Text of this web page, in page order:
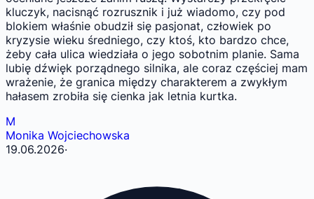
kluczyk, nacisnąć rozrusznik i już wiadomo, czy pod
blokiem właśnie obudził się pasjonat, człowiek po
kryzysie wieku średniego, czy ktoś, kto bardzo chce,
żeby cała ulica wiedziała o jego sobotnim planie. Sama
lubię dźwięk porządnego silnika, ale coraz częściej mam
wrażenie, że granica między charakterem a zwykłym
hałasem zrobiła się cienka jak letnia kurtka.
M
Monika Wojciechowska
19.06.2026·